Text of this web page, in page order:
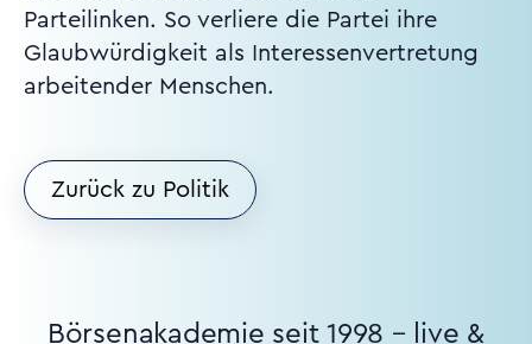
Parteilinken. So verliere die Partei ihre
Glaubwürdigkeit als Interessenvertretung
arbeitender Menschen.
Zurück zu Politik
Börsenakademie seit 1998 – live &